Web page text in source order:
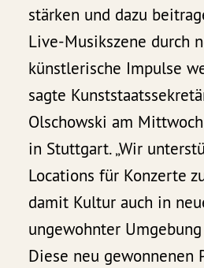
stärken und dazu
Live-Musikszene durch
künstlerische Impulse
sagte
Olschowski am
in Stuttgart. „Wir
Locations für Konzerte
damit Kultur auch in
ungewohnter
Diese neu gewonnenen